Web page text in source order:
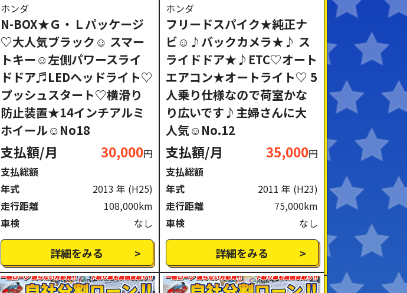
ホンダ
N-BOX★Ｇ・Ｌパッケージ
♡大人気ブラック☺ スマー
トキー☺左側パワースライ
ドドア♬LEDヘッドライト♡
プッシュスタート♡横滑り
防止装置★14インチアルミ
ホイール☺No18
支払額/月 30,000円
支払総額
年式
2013 年 (H25)
走行距離
108,000km
車検
なし
詳細をみる
ホンダ
フリードスパイク★純正ナ
ビ☺♪バックカメラ★♪ ス
ライドドア★♪ETC♡オート
エアコン★オートライト♡ 5
人乗り仕様なので荷室かな
り広いです♪主婦さんに大
人気☺No.12
支払額/月 35,000円
支払総額
年式
2011 年 (H23)
走行距離
75,000km
車検
なし
詳細をみる